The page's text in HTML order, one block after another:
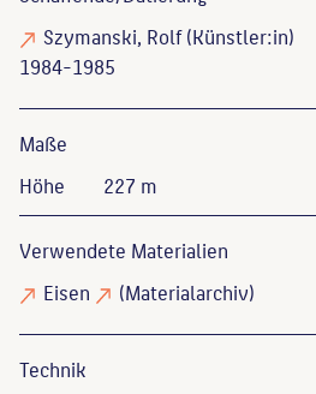
Szymanski, Rolf(Künstler:in)
1984-1985
Maße
Höhe
227 m
Verwendete Materialien
Eisen
(Materialarchiv)
Technik